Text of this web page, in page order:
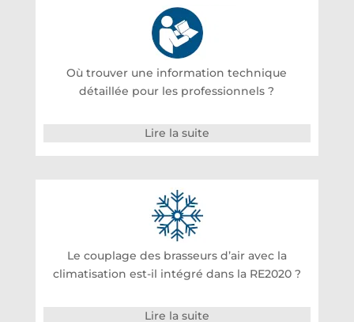
Où trouver une information technique
détaillée pour les professionnels ?
Lire la suite
Le couplage des brasseurs d’air avec la
climatisation est-il intégré dans la RE2020 ?
Lire la suite